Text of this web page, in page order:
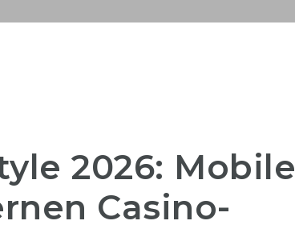
2026: Mobile
Casino-